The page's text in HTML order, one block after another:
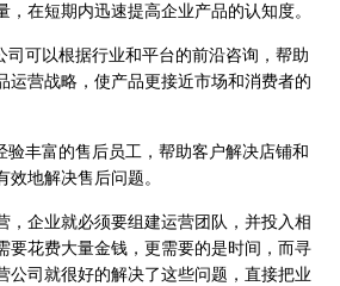
在短期内迅速提高企业产品的认知度。
可以根据行业和平台的前沿咨询，帮助
运营战略，使产品更接近市场和消费者的
丰富的售后员工，帮助客户解决店铺和
地解决售后问题。
企业就必须要组建运营团队，并投入相
要花费大量金钱，更需要的是时间，而寻
公司就很好的解决了这些问题，直接把业